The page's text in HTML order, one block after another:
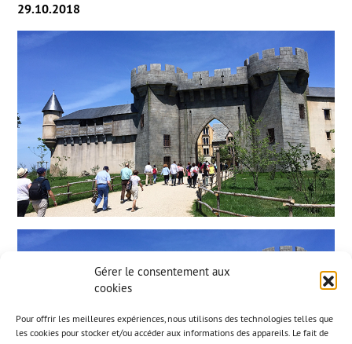
Gérer le consentement aux
cookies
Pour offrir les meilleures expériences, nous utilisons des technologies telles que
les cookies pour stocker et/ou accéder aux informations des appareils. Le fait de
29.10.2018